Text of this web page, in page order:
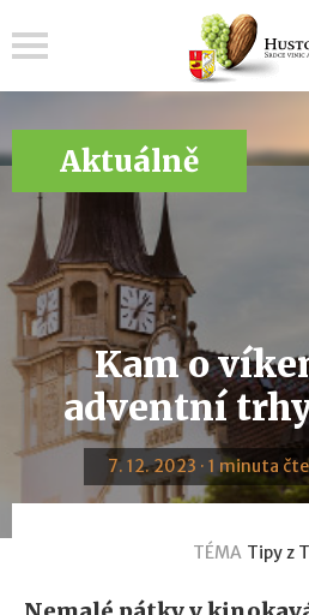
Aktuálně
Kam o
adventní
7. 12. 2023 · 1 minuta
TÉMA Tipy z